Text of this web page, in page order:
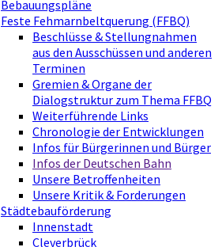
Bebauungspläne
Feste Fehmarnbeltquerung (FFBQ)
Beschlüsse & Stellungnahmen
aus den Ausschüssen und anderen
Terminen
Gremien & Organe der
Dialogstruktur zum Thema FFBQ
Weiterführende Links
Chronologie der Entwicklungen
Infos für Bürgerinnen und Bürger
Infos der Deutschen Bahn
Unsere Betroffenheiten
Unsere Kritik & Forderungen
Städtebauförderung
Innenstadt
Cleverbrück